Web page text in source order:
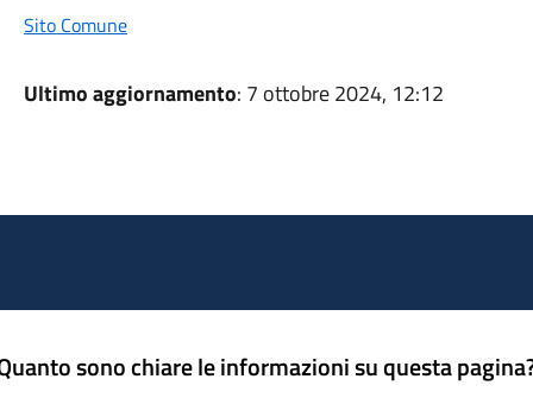
Sito Comune
Ultimo aggiornamento: 7 ottobre 2024, 12:12
sono chiare le informazioni su questa